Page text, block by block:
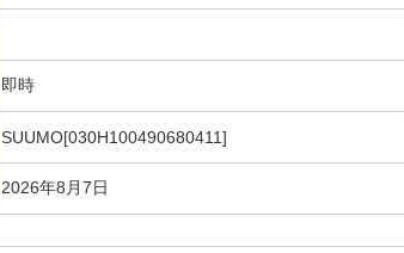
即時
SUUMO[030H100490680411]
2026年8月7日